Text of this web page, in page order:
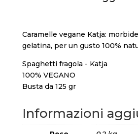
Caramelle vegane Katja:
gelatina, per un gusto 100%
Spaghetti fragola - Katja
100% VEGANO
Busta da 125 gr
Informazioni